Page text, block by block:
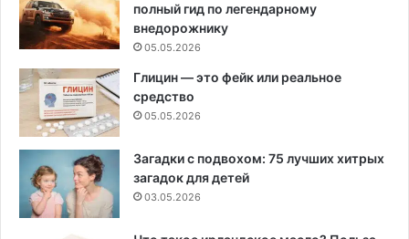
полный гид по легендарному
внедорожнику
05.05.2026
Глицин — это фейк или реальное
средство
05.05.2026
Загадки с подвохом: 75 лучших хитрых
загадок для детей
03.05.2026